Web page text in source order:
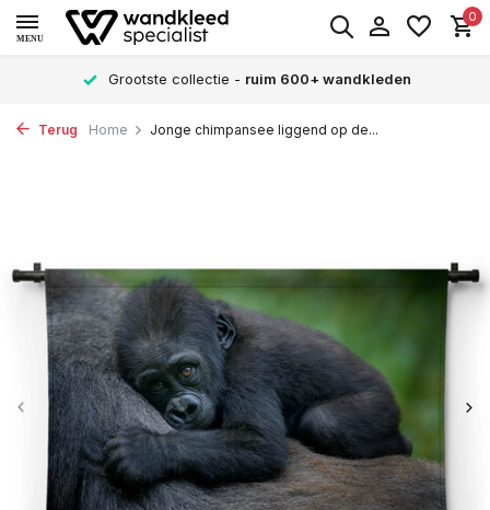
MENU
0
Grootste collectie - ruim 600+ wandkleden
Terug Home Jonge chimpansee liggend op de...